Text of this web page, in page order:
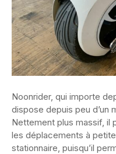
Noonrider, qui importe
dispose depuis peu d’un
Nettement plus massif, il
les déplacements à
stationnaire, puisqu’il